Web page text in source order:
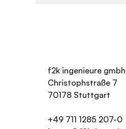
f2k ingenieure gmbh
Christophstraße 7
70178 Stuttgart
+49 711 1285 207-0